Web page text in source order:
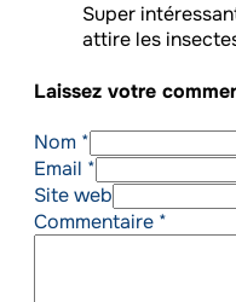
Super
attire les
Laissez votre
Nom *
Email *
Site web
Commentaire *